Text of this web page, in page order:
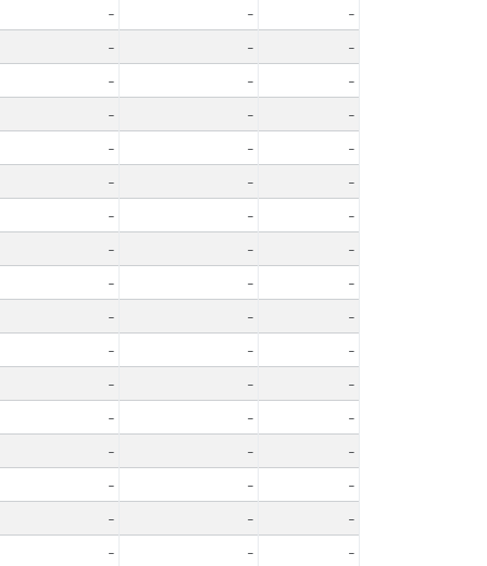
- -
-
- -
-
- -
-
- -
-
- -
-
- -
-
- -
-
- -
-
- -
-
- -
-
- -
-
- -
-
- -
-
- -
-
- -
-
- -
-
- -
-